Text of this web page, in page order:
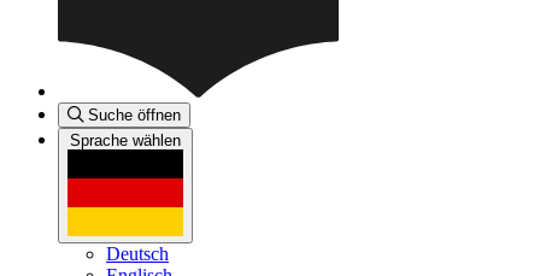
Suche öffnen
Sprache wählen
Deutsch